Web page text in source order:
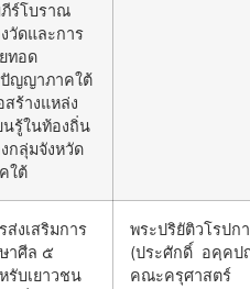
ร์โบราณ
วัดและการ
ทอด
ญญาภาคใต้
สร้างแหล่ง
นรู้ในท้องถิ่น
กลุ่มจังหวัด
ใต้
ส่งเสริมการ
าศีล ๕
รับเยาวชน
พระปริยัติวโรปก
(ประศักดิ์ อคฺค
คณะครุศาสตร์